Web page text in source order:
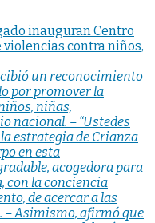
inauguran Centro
contra niños,
un reconocimiento
por promover la
niñas,
nacional. – “Ustedes
estrategia de Crianza
en esta
acogedora para
con la conciencia
de acercar a las
– Asimismo, afirmó que